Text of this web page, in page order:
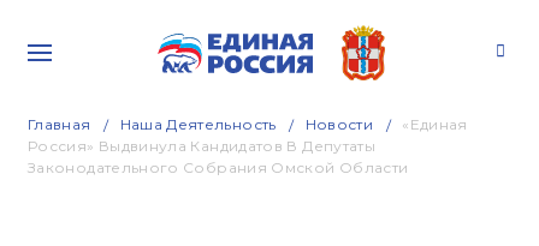
Главная Наша Деятельность Новости
«Единая
Россия» Выдвинула Кандидатов В Депутаты
Законодательного Собрания Омской Области